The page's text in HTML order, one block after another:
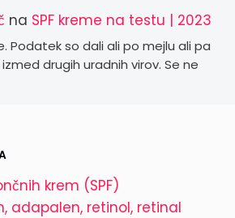
na SPF kreme na testu | 2023
Podatek so dali ali po mejlu ali pa
drugih uradnih virov. Se ne
krem (SPF)
adapalen, retinol, retinal